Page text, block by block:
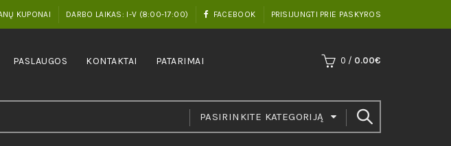
KUPONAI DARBO LAIKAS: I-V (8:00-17:00) FACEBOOK PRISIJUNGTI PRIE PASKYROS
PASLAUGOS KONTAKTAI PATARIMAI 0 / 0.00€
PASIRINKITE KATEGORIJĄ